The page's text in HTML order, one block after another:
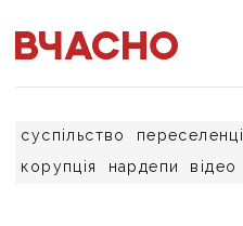
суспільство переселенці
корупція
нардепи відео